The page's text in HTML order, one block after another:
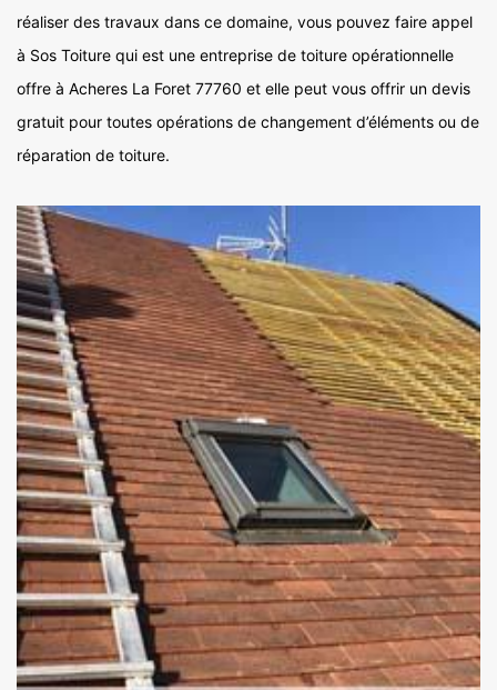
réaliser des travaux dans ce domaine, vous pouvez faire appel
à Sos Toiture qui est une entreprise de toiture opérationnelle
offre à Acheres La Foret 77760 et elle peut vous offrir un devis
gratuit pour toutes opérations de changement d’éléments ou de
réparation de toiture.